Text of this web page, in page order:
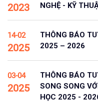
2023
NGHỆ - KỸ
14-02
2025
THÔNG BÁO
2025 – 2026
03-04
2025
THÔNG BÁO
SONG SONG
HỌC 2025 -